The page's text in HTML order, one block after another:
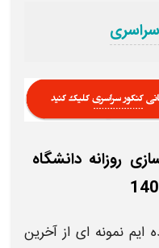
روزانه دانشگاه
ایم نمونه ای ازآخرین